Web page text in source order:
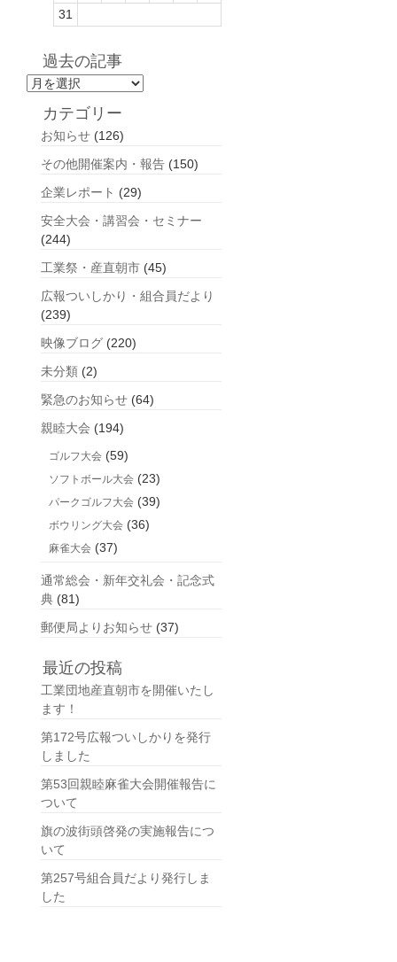
31
過去の記事
過
カテゴリー
お知らせ (126)
その他開催案内・報告 (150)
企業レポート (29)
安全大会・講習会・セミナー
(244)
工業祭・産直朝市 (45)
広報ついしかり・組合員だより
(239)
映像ブログ (220)
未分類 (2)
緊急のお知らせ (64)
親睦大会 (194)
ゴルフ大会 (59)
ソフトボール大会 (23)
パークゴルフ大会 (39)
ボウリング大会 (36)
麻雀大会 (37)
通常総会・新年交礼会・記念式
典 (81)
郵便局よりお知らせ (37)
最近の投稿
工業団地産直朝市を開催いたし
ます！
第172号広報ついしかりを発行
しました
第53回親睦麻雀大会開催報告に
ついて
旗の波街頭啓発の実施報告につ
いて
第257号組合員だより発行しま
した